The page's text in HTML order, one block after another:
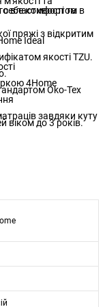
себе комфортом в
властивості та
пряжі з відкритим
4Home
завдяки куту
для щільного
60 °C
на делікатному
Ideal
якості TZU.
Öko-Tex
віком до 3 років.